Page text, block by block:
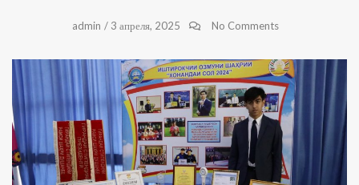
admin / 3 апреля, 2025 No Comments